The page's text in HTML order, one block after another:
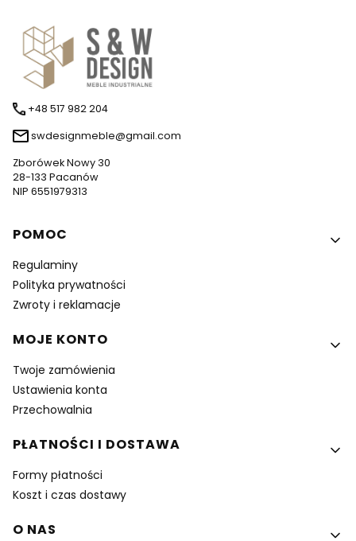
+48 517 982 204
swdesignmeble@gmail.com
Zborówek Nowy 30
28-133 Pacanów
NIP 6551979313
Linki w stopce
POMOC
Regulaminy
Polityka prywatności
Zwroty i reklamacje
MOJE KONTO
Twoje zamówienia
Ustawienia konta
Przechowalnia
PŁATNOŚCI I DOSTAWA
Formy płatności
Koszt i czas dostawy
O NAS